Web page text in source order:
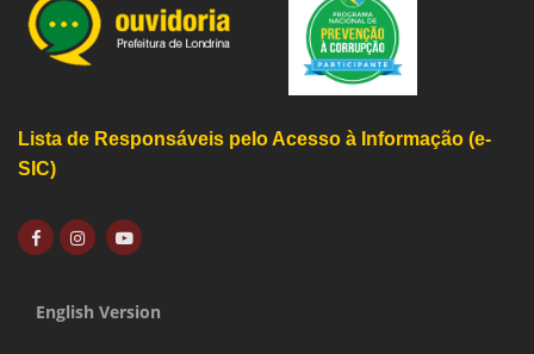
Lista de Responsáveis pelo Acesso à Informação (e-
SIC)
English Version